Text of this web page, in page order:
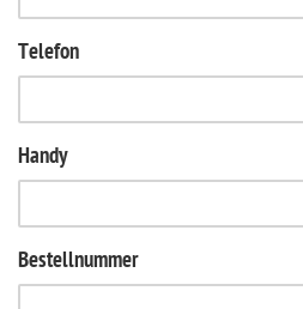
Telefon
Handy
Bestellnummer